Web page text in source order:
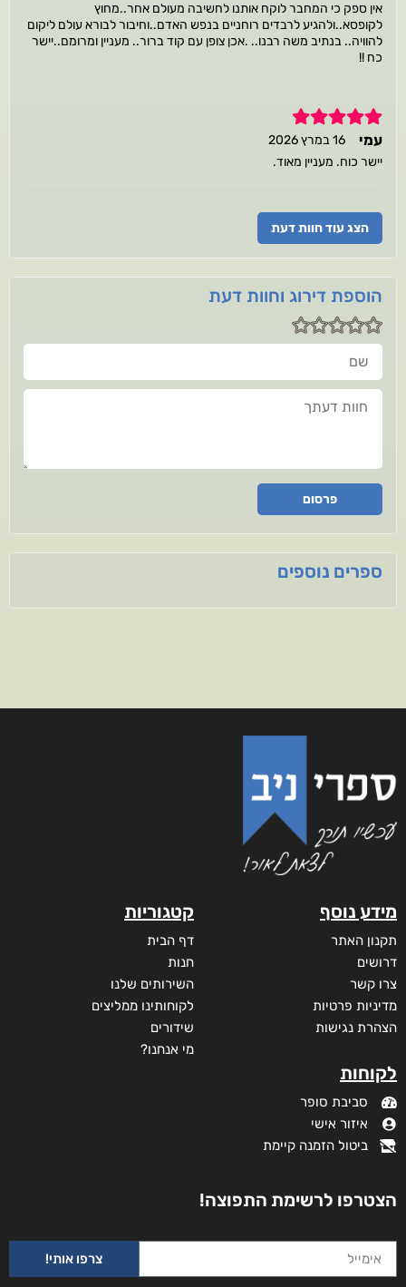
אין ספק כי המחבר לוקח אותנו לחשיבה מעולם אחר..מחוץ
לקופסא..ולהגיע לרבדים רוחניים בנפש האדם..וחיבור לבורא עולם ליקום
להוויה.. בנתיב משה רבנו.. .אכן צופן עם קוד ברור.. מעניין ומרומם..יישר
כח !!
5
עמי
16 במרץ 2026
יישר כוח. מעניין מאוד.
הצג עוד חוות דעת
הוספת דירוג וחוות דעת
שם
חוות דעתך
פרסום
ספרים נוספים
מידע נוסף
תקנון האתר
דרושים
צרו קשר
מדיניות פרטיות
הצהרת נגישות
לקוחות
סביבת סופר
איזור אישי
ביטול הזמנה קיימת
קטגוריות
דף הבית
חנות
השירותים שלנו
לקוחותינו ממליצים
שידורים
מי אנחנו?
הצטרפו לרשימת התפוצה!
צרפו אותי!